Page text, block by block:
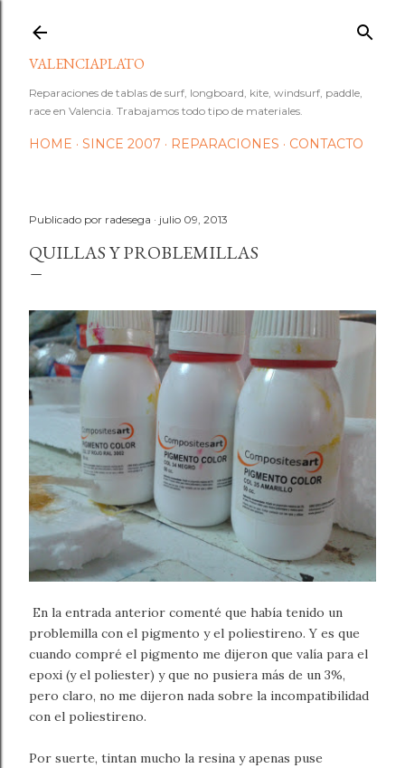
VALENCIAPLATO
Reparaciones de tablas de surf, longboard, kite, windsurf, paddle,
race en Valencia. Trabajamos todo tipo de materiales.
HOME SINCE 2007 REPARACIONES CONTACTO
Publicado por radesega julio 09, 2013
QUILLAS Y PROBLEMILLAS
En la entrada anterior comenté que había tenido un
problemilla con el pigmento y el poliestireno. Y es que
cuando compré el pigmento me dijeron que valía para el
epoxi (y el poliester) y que no pusiera más de un 3%,
pero claro, no me dijeron nada sobre la incompatibilidad
con el poliestireno.
Por suerte, tintan mucho la resina y apenas puse